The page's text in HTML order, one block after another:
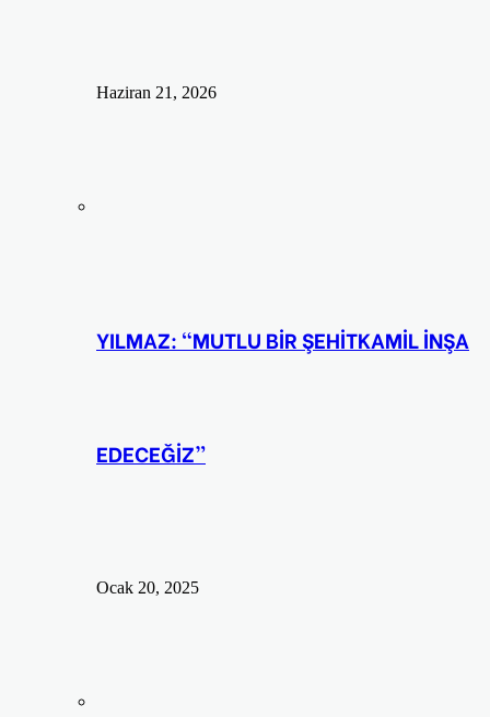
Haziran 21, 2026
YILMAZ: “MUTLU BİR ŞEHİTKAMİL İNŞA
EDECEĞİZ”
Ocak 20, 2025